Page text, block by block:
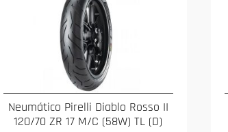
Neumático Pirelli Diablo Rosso II
120/70 ZR 17 M/C (58W) TL (D)